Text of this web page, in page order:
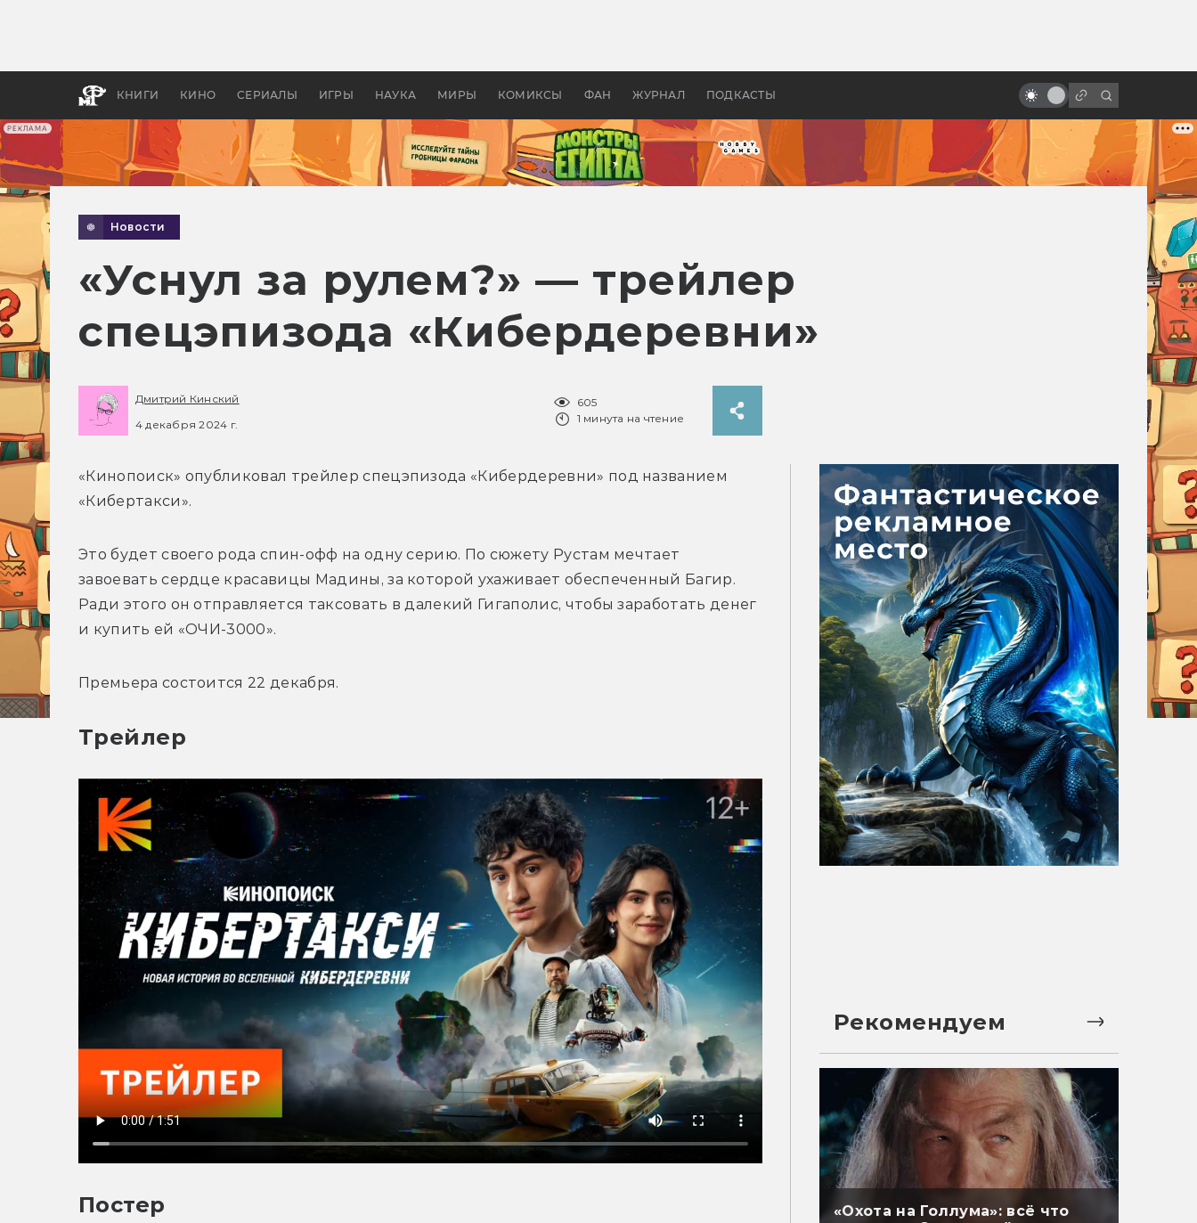
РЕКЛАМА
КНИГИ КИНО СЕРИАЛЫ ИГРЫ НАУКА МИРЫ КОМИКСЫ ФАН ЖУРНАЛ ПОДКАСТЫ
бы «Властелина колец»
Древней Грецией
Кэмерона
Новости
«Уснул за рулем?» — трейлер
спецэпизода «Кибердеревни»
Дмитрий Кинский
4 декабря 2024 г.
605
1 минута на чтение
«Кинопоиск» опубликовал трейлер спецэпизода «Кибердеревни» под названием
«Кибертакси».
Это будет своего рода спин-офф на одну серию. По сюжету Рустам мечтает
завоевать сердце красавицы Мадины, за которой ухаживает обеспеченный Багир.
Ради этого он отправляется таксовать в далекий Гигаполис, чтобы заработать денег
и купить ей «ОЧИ-3000».
Премьера состоится 22 декабря.
Трейлер
Постер
Рекомендуем
«Охота на Голлума»: всё что